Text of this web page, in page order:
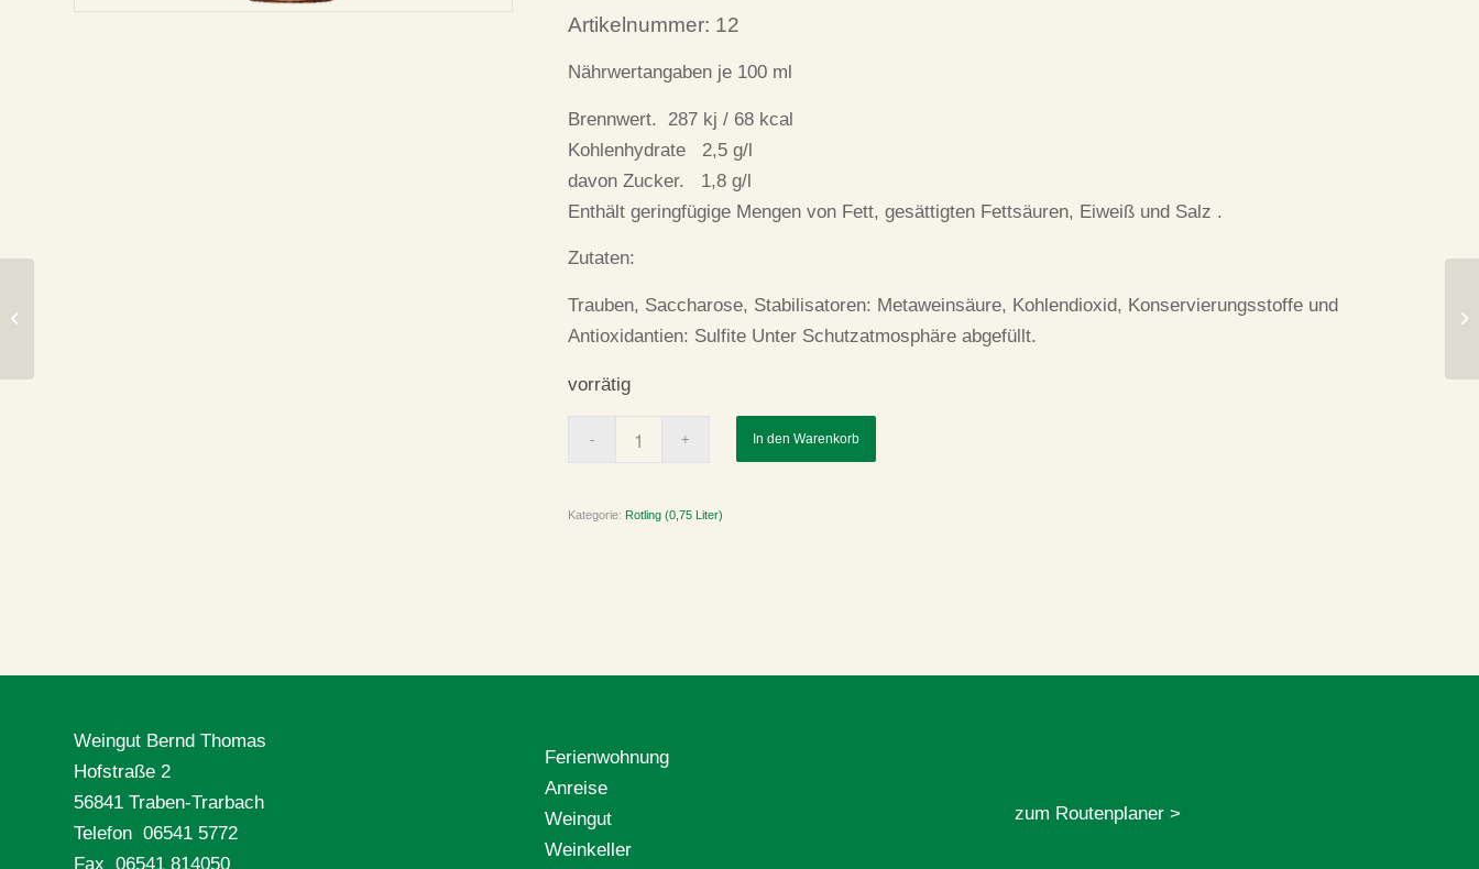
Artikelnummer: 12
Nährwertangaben je 100 ml
Brennwert. 287 kj / 68 kcal
Kohlenhydrate 2,5 g/l
davon Zucker. 1,8 g/l
Enthält geringfügige Mengen von Fett, gesättigten Fettsäuren, Eiweiß und Salz .
Zutaten:
Trauben, Saccharose, Stabilisatoren: Metaweinsäure, Kohlendioxid, Konservierungsstoffe und
Antioxidantien: Sulfite Unter Schutzatmosphäre abgefüllt.
vorrätig
In den Warenkorb
Kategorie: Rotling (0,75 Liter)
Weingut Bernd Thomas
Hofstraße 2
56841 Traben-Trarbach
Telefon 06541 5772
Fax 06541 814050
Ferienwohnung
Anreise
Weingut
Weinkeller
zum Routenplaner >